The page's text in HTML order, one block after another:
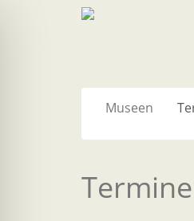
Museen